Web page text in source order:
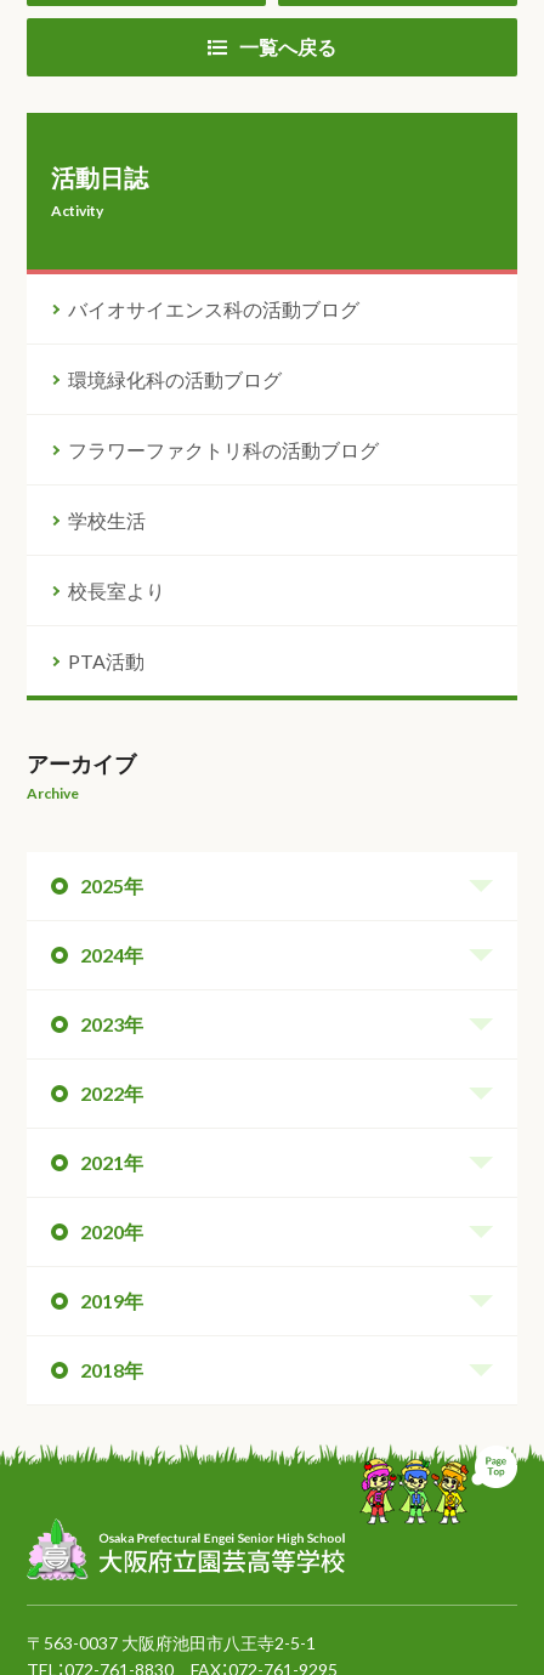
一覧へ戻る
活動日誌
Activity
バイオサイエンス科の活動ブログ
環境緑化科の活動ブログ
フラワーファクトリ科の活動ブログ
学校生活
校長室より
PTA活動
アーカイブ
Archive
2025年
2024年
2023年
2022年
2021年
2020年
2019年
2018年
ペ
〒563-0037 大阪府池田市八王寺2-5-1
TEL：072-761-8830 FAX：072-761-9295